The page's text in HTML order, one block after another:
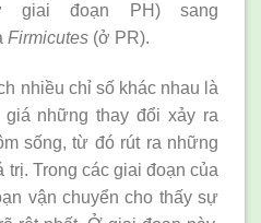
đoạn PH) sang
Firmicutes (ở PR).
nhiều chỉ số khác nhau là
những thay đổi xảy ra
sống, từ đó rút ra những
trị. Trong các giai đoạn của
vận chuyển cho thấy sự